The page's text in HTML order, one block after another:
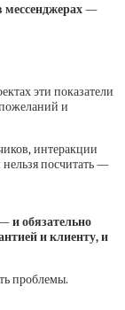
мессенджерах —
эти показатели
и
интеракции
нельзя посчитать —
и обязательно
и клиенту, и
проблемы.